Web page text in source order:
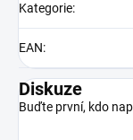
Kategorie:
EAN:
Diskuze
Buďte první, kdo